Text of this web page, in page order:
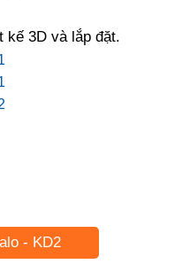
kế 3D và lắp đặt.
- KD2